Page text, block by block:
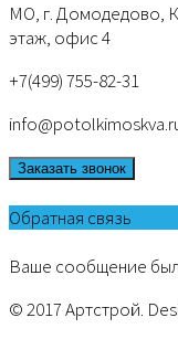
МО, г. Домодедово,
этаж, офис 4
+7(499) 755-82-31
Заказать звонок
Обратная связь
Ваше сообщение
© 2017 Артстрой.